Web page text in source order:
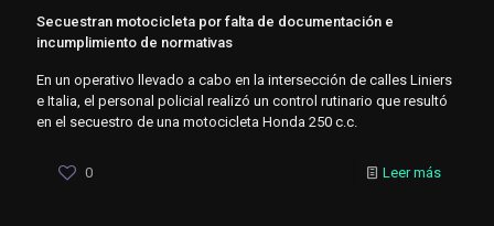
Secuestran motocicleta por falta de documentación e
incumplimiento de normativas
En un operativo llevado a cabo en la intersección de calles Liniers
e Italia, el personal policial realizó un control rutinario que resultó
en el secuestro de una motocicleta Honda 250 c.c.
0 Leer más